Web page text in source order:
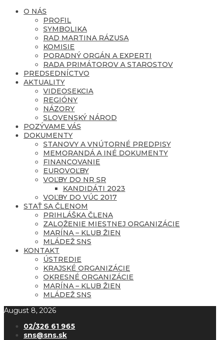
O NÁS
PROFIL
SYMBOLIKA
RAD MARTINA RÁZUSA
KOMISIE
PORADNÝ ORGÁN A EXPERTI
RADA PRIMÁTOROV A STAROSTOV
PREDSEDNÍCTVO
AKTUALITY
VIDEOSEKCIA
REGIÓNY
NÁZORY
SLOVENSKÝ NÁROD
POZÝVAME VÁS
DOKUMENTY
STANOVY A VNÚTORNÉ PREDPISY
MEMORANDÁ A INÉ DOKUMENTY
FINANCOVANIE
EUROVOĽBY
VOĽBY DO NR SR
KANDIDÁTI 2023
VOĽBY DO VÚC 2017
STAŤ SA ČLENOM
PRIHLÁŠKA ČLENA
ZALOŽENIE MIESTNEJ ORGANIZÁCIE
MARÍNA – KLUB ŽIEN
MLÁDEŽ SNS
KONTAKT
ÚSTREDIE
KRAJSKÉ ORGANIZÁCIE
OKRESNÉ ORGANIZÁCIE
MARÍNA – KLUB ŽIEN
MLÁDEŽ SNS
August 8, 2026
02/326 61 965
sns@sns.sk